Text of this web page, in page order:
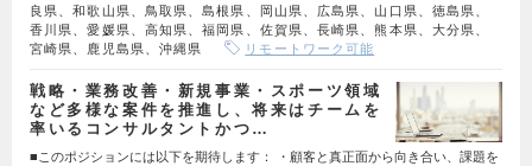
良県、和歌山県、鳥取県、島根県、岡山県、広島県、山口県、徳島県、
香川県、愛媛県、高知県、福岡県、佐賀県、長崎県、熊本県、大分県、
宮崎県、鹿児島県、沖縄県
リモートワーク可能
戦略・業務改善・新規事業・スポーツ領域
など多様な案件を推進し、将来はチームを
率いるコンサルタントかつ…
■このポジションには以下を期待します： ・顧客と真正面から向き合い、課題を